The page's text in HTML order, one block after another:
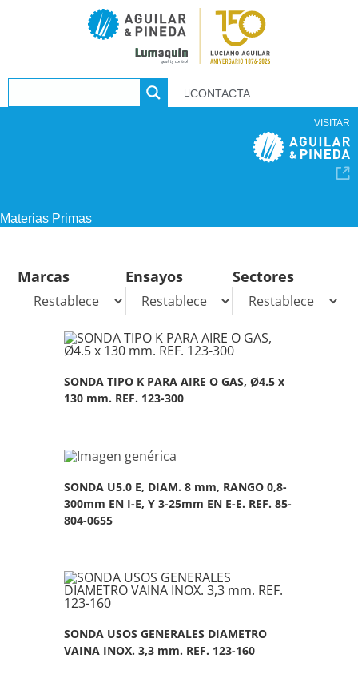
CONTACTA
VISITAR
Materias Primas
Marcas Ensayos Sectores
SONDA TIPO K PARA AIRE O GAS, Ø4.5 x
130 mm. REF. 123-300
SONDA U5.0 E, DIAM. 8 mm, RANGO 0,8-
300mm EN I-E, Y 3-25mm EN E-E. REF. 85-
804-0655
SONDA USOS GENERALES DIAMETRO
VAINA INOX. 3,3 mm. REF. 123-160